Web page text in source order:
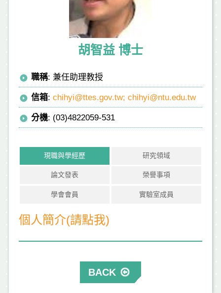
胡智益 博士
職稱: 兼任助理教授
信箱: chihyi@ttes.gov.tw; chihyi@ntu.edu.tw
分機: (03)4822059-531
現職與學經歷
個人簡介(請點我)
研究領域
論文發表 榮譽事項
學會會員 實驗室成員
BACK